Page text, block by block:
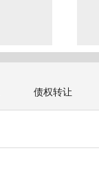
债权转让